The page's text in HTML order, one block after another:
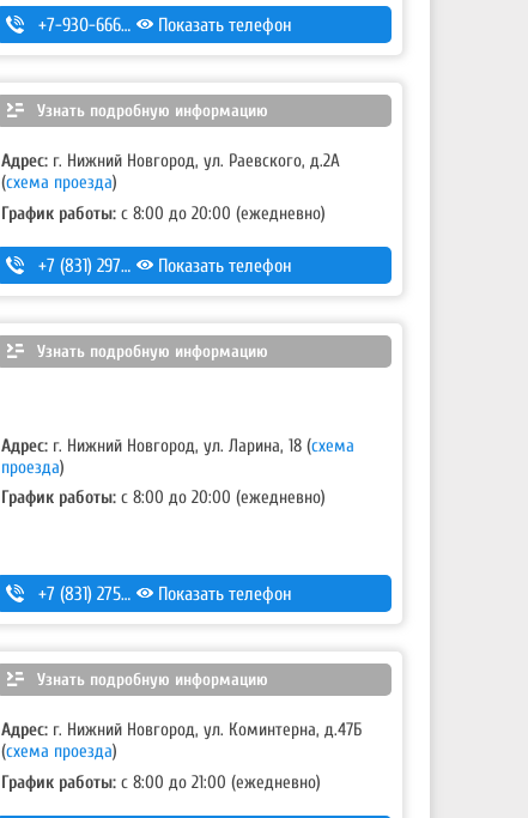
+7-930-666-14-30 Показать телефон
Узнать подробную информацию
Адрес: г. Нижний Новгород, ул. Раевского, д.2А
(схема проезда)
График работы: с 8:00 до 20:00 (ежедневно)
+7 (831) 297-27-05 Показать телефон
Узнать подробную информацию
Адрес: г. Нижний Новгород, ул. Ларина, 18(схема
проезда)
График работы: с 8:00 до 20:00 (ежедневно)
+7 (831) 275-83-12 Показать телефон
Узнать подробную информацию
Адрес: г. Нижний Новгород, ул. Коминтерна, д.47Б
(схема проезда)
График работы: с 8:00 до 21:00 (ежедневно)